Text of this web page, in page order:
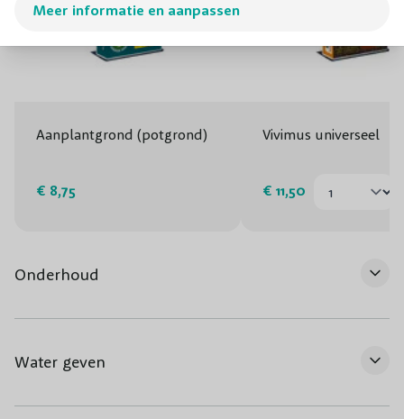
Meer informatie en aanpassen
Aanplantgrond (potgrond)
€ 8,75
Vivimus universeel
€ 11,50
Onderhoud
Water geven